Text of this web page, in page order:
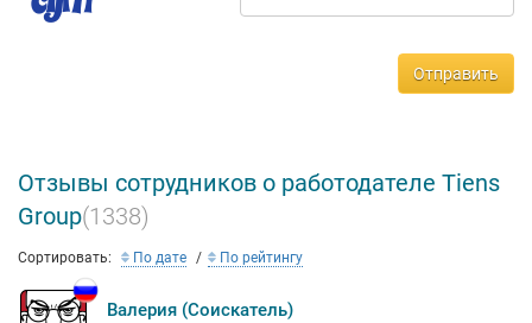
Отправить
Отзывы сотрудников о работодателе Tiens
Group(1338)
Сортировать: По дате По рейтингу
Валерия (Соискатель)